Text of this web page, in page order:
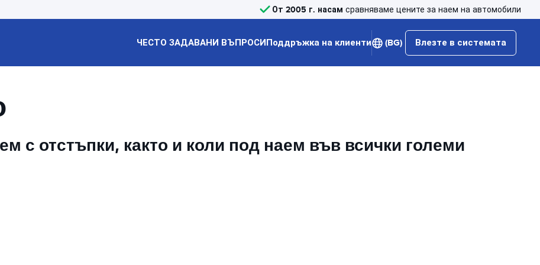
От 2005 г. насам сравняваме цените за наем на автомобили
ЧЕСТО ЗАДАВАНИ ВЪПРОСИПоддръжка на клиенти (BG) Влезте в системата
с отстъпки, както и коли под наем във всички големи